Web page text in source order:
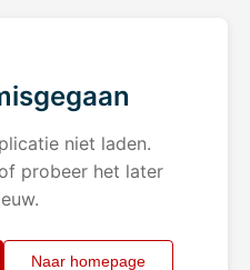
niet laden.
probeer het later
Naar homepage